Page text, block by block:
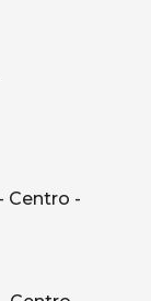
Centro -